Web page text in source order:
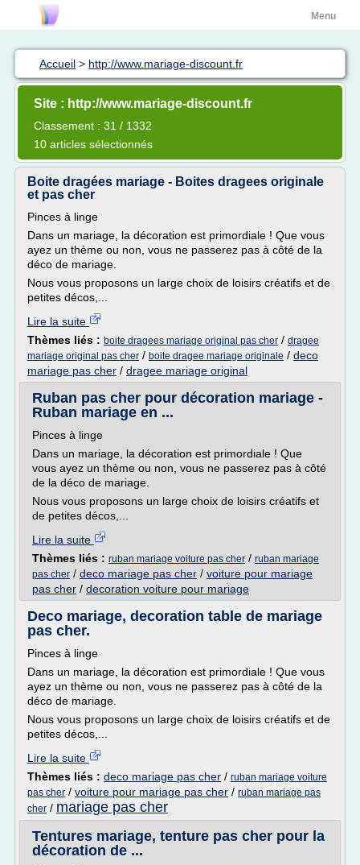
Menu
Accueil > http://www.mariage-discount.fr
Site : http://www.mariage-discount.fr
Classement : 31 / 1332
10 articles sélectionnés
Boite dragées mariage - Boites dragees originale
et pas cher
Pinces à linge
Dans un mariage, la décoration est primordiale ! Que vous
ayez un thème ou non, vous ne passerez pas à côté de la
déco de mariage.
Nous vous proposons un large choix de loisirs créatifs et de
petites décos,...
Lire la suite
Thèmes liés : boite dragees mariage original pas cher / dragee
mariage original pas cher / boite dragee mariage originale / deco
mariage pas cher / dragee mariage original
Ruban pas cher pour décoration mariage -
Ruban mariage en ...
Pinces à linge
Dans un mariage, la décoration est primordiale ! Que
vous ayez un thème ou non, vous ne passerez pas à côté
de la déco de mariage.
Nous vous proposons un large choix de loisirs créatifs et
de petites décos,...
Lire la suite
Thèmes liés : ruban mariage voiture pas cher / ruban mariage
pas cher / deco mariage pas cher / voiture pour mariage
pas cher / decoration voiture pour mariage
Deco mariage, decoration table de mariage
pas cher.
Pinces à linge
Dans un mariage, la décoration est primordiale ! Que vous
ayez un thème ou non, vous ne passerez pas à côté de la
déco de mariage.
Nous vous proposons un large choix de loisirs créatifs et de
petites décos,...
Lire la suite
Thèmes liés : deco mariage pas cher / ruban mariage voiture
pas cher / voiture pour mariage pas cher / ruban mariage pas
cher / mariage pas cher
Tentures mariage, tenture pas cher pour la
décoration de ...